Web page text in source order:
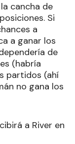
cancha de
Si
a
a ganar los
de
(habría
partidos (ahí
no gana los
a River en